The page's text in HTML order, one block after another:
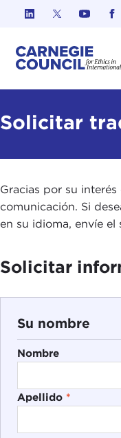
Ir al contenido
Solicitar
Gracias por su
comunicación. Si
en su idioma, envíe
Solicitar
Su nombre
Nombre
Apellido *